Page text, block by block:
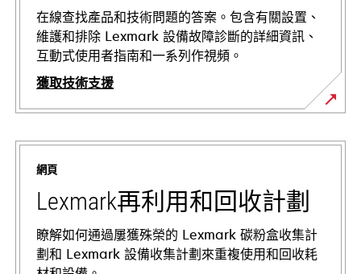
在線查找產品和技術問題的答案。包含有關設置、
維護和排除 Lexmark 設備故障診斷的詳細資訊、
互動式使用者指南和一系列作視頻。
獲取技術支援
在
新
網頁
Lexmark再利用和回收計劃
瞭解如何通過屢獲殊榮的 Lexmark 碳粉盒收集計
劃和 Lexmark 設備收集計劃來重複使用和回收耗